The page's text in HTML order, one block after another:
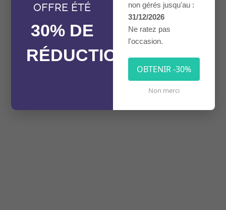
OFFRE ÉTÉ
30% DE
RÉDUCTION
non gérés jusqu'au :
31/12/2026
Ne ratez pas
l'occasion.
OBTENIR -30%
Non merci